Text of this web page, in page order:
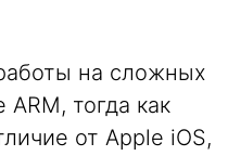
на сложных
тогда как
от Apple iOS,